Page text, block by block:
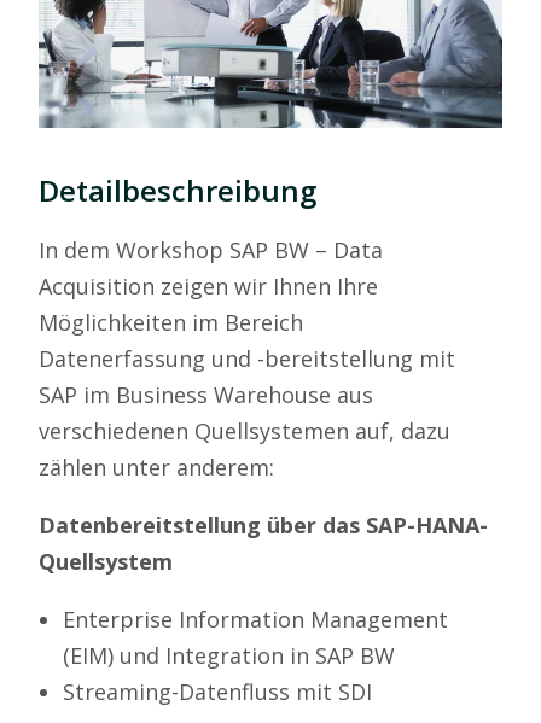
Detailbeschreibung
In dem Workshop SAP BW – Data
Acquisition zeigen wir Ihnen Ihre
Möglichkeiten im Bereich
Datenerfassung und -bereitstellung mit
SAP im Business Warehouse aus
verschiedenen Quellsystemen auf, dazu
zählen unter anderem:
Datenbereitstellung über das SAP-HANA-
Quellsystem
Enterprise Information Management
(EIM) und Integration in SAP BW
Streaming-Datenfluss mit SDI